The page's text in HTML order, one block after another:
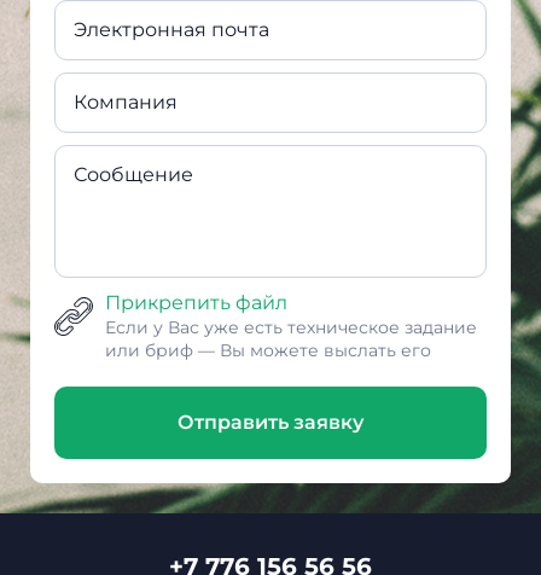
Электронная почта
Компания
Сообщение
Прикрепить файл
Если у Вас уже есть техническое задание
или бриф — Вы можете выслать его
Отправить заявку
+7 776 156 56 56